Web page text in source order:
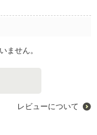
ません。
レビューについて